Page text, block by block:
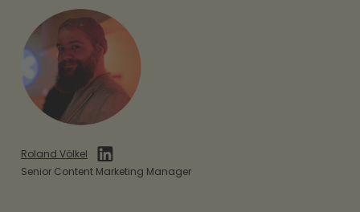
Roland Völkel
Senior Content Marketing Manager